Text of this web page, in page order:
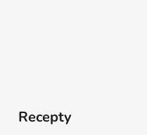
Recepty